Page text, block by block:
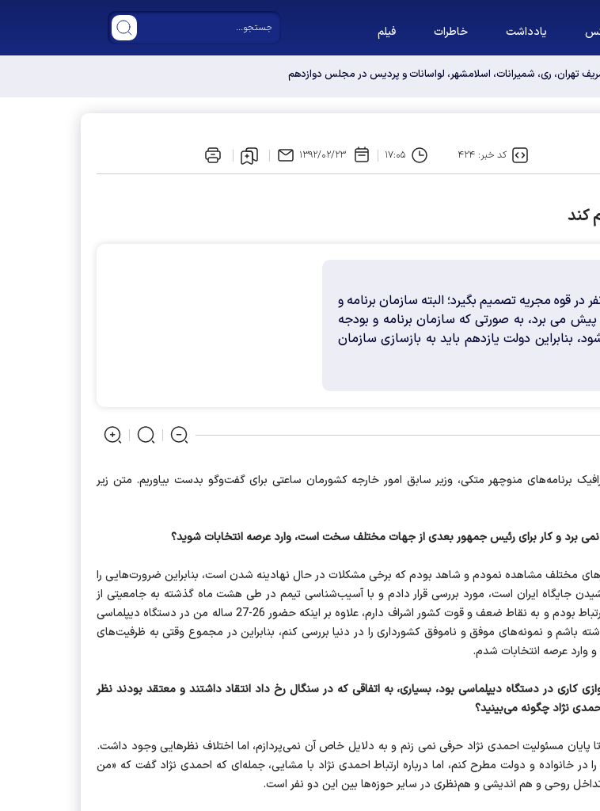
یادداشت خاطرات فیلم
کد خبر: ۴۲۴ ۱۷:۰۵ ۱۳۹۲/۰۲/۲۳
کند
قوه مجریه تصمیم بگیرد؛ البته سازمان برنامه و
می برد، به صورتی که سازمان برنامه و بودجه
بنابراین دولت یازدهم باید به بازسازی سازمان
برنامه‌های منوچهر متکی، وزیر سابق امور خارجه کشورمان ساعتی برای گفت‌وگو بدست بیاوریم. متن زیر
برد و کار برای رئیس جمهور بعدی از جهات مختلف سخت‌ است، وارد عرصه انتخابات شوید؟
مختلف مشاهده نمودم و شاهد بودم که برخی مشکلات در حال نهادینه شدن است، بنابراین ضرورت‌هایی را
جایگاه ایران است، مورد بررسی قرار دادم و با آسیب‌شناسی تیمم در طی هشت ماه گذشته به جامعیتی از
اوضاع و شرایط کشور رسیدم؛ از سویی از 34 سال پیش با مدیران سراسر کشور در ارتباط بودم و به نقاط ضعف و قوت کشور اشراف دارم، علاوه بر اینکه حضور 26-27 ساله من در دستگاه دیپلماسی
باشم و نمونه‌های موفق و ناموفق کشورداری را در دنیا بررسی کنم، بنابراین در مجموع وقتی به ظرفیت‌های
وارد عرصه انتخابات شدم.
کاری در دستگاه دیپلماسی بود، بسیاری، به اتفاقی که در سنگال رخ داد انتقاد داشتند و معتقد بودند نظر
نژاد چگونه می‌بینید؟
مسئولیت احمدی نژاد حرفی نمی زنم و به دلایل خاص آن نمی‌پردازم، اما اختلاف نظرهایی وجود داشت.
و دولت مطرح کنم، اما درباره ارتباط احمدی نژاد با مشایی، جمله‌ای که احمدی نژاد گفت که «من
روحی و هم اندیشی و هم‌نظری در سایر حوزه‌ها بین این دو نفر است.